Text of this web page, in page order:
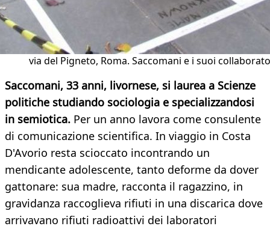
via del Pigneto, Roma. Saccomani e i suoi
Saccomani, 33 anni, livornese, si laurea a Scienze
politiche studiando sociologia e specializzandosi
in semiotica. Per un anno lavora come consulente
di comunicazione scientifica. In viaggio in Costa
D'Avorio resta scioccato incontrando un
mendicante adolescente, tanto deforme da dover
gattonare: sua madre, racconta il ragazzino, in
gravidanza raccoglieva rifiuti in una discarica dove
arrivavano rifiuti radioattivi dei laboratori